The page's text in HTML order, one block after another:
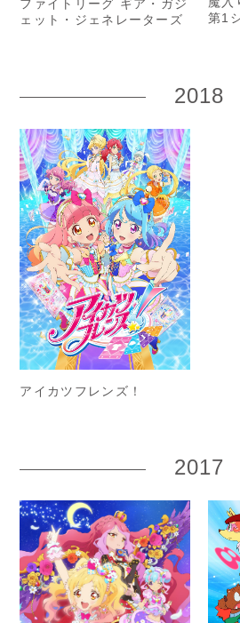
ファイトリーグ ギア・ガジ
ェット・ジェネレーターズ
第1
2018
アイカツフレンズ！
2017